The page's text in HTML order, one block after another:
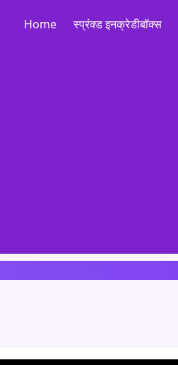
Home स्प्रंक्ड इनक्रेडीबॉक्स